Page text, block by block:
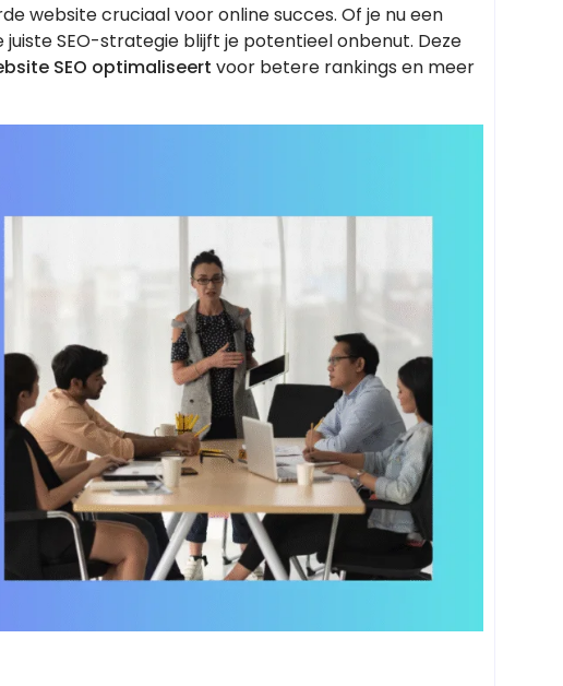
website cruciaal voor online succes. Of je nu een
SEO-strategie blijft je potentieel onbenut. Deze
SEO optimaliseert voor betere rankings en meer